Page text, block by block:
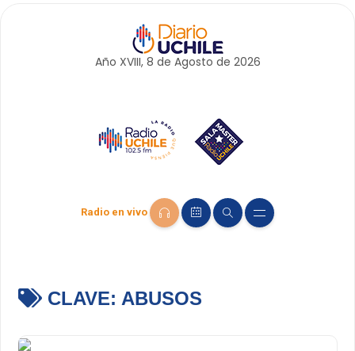
Año XVIII, 8 de Agosto de 2026
Radio en vivo
CLAVE: ABUSOS